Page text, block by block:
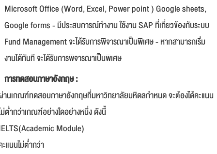
Microsoft Office (Word, Excel, Power point ) Google sheets,
Google forms - มีประสบการณ์ทำงาน ใช้งาน SAP ที่เกี่ยวข้องกับระบบ
Fund Management จะได้รับการพิจารณาเป็นพิเศษ - หากสามารถเริ่ม
งานได้ทันที จะได้รับการพิจารณาเป็นพิเศษ
การทดสอบภาษาอังกฤษ :
านเกณฑ์ทดสอบภาษาอังกฤษที่มหาวิทยาลัยมหิดลกำหนด จะต้องได้คะแนน
ม่ต่ำกว่าเกณฑ์อย่างใดอย่างหนึ่ง ดังนี้
Module)
แนนไม่ต่ำกว่า